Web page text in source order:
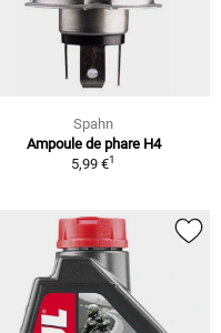
Spahn
Ampoule de phare H4
5,99 €1